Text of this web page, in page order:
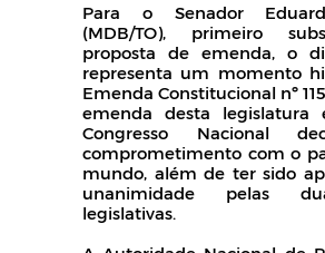
Para o Senador
(MDB/TO), primeiro
proposta de emenda, o
representa um momento
Emenda Constitucional nº
emenda desta
Congresso Nacional
comprometimento com o
mundo, além de ter sido
unanimidade pelas
legislativas.